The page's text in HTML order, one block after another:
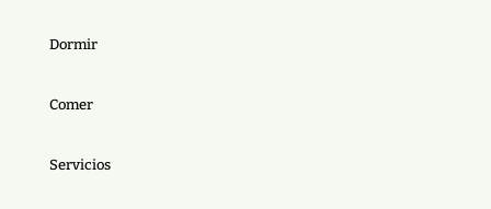
Dormir
Comer
Servicios